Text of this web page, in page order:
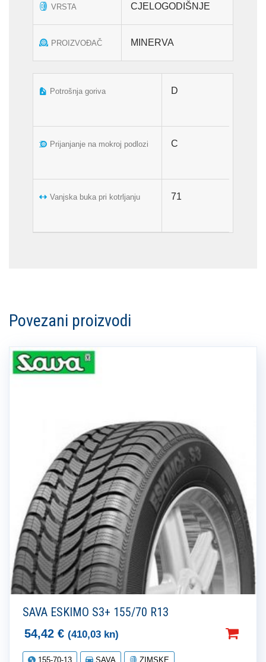
VRSTA CJELOGODIŠNJE
PROIZVOĐAČ MINERVA
Potrošnja goriva
Prijanjanje na mokroj podlozi
Vanjska buka pri kotrljanju
D
C
71
Povezani proizvodi
SAVA ESKIMO S3+ 155/70 R13
54,42 € (410,03 kn)
155-70-13 SAVA ZIMSKE